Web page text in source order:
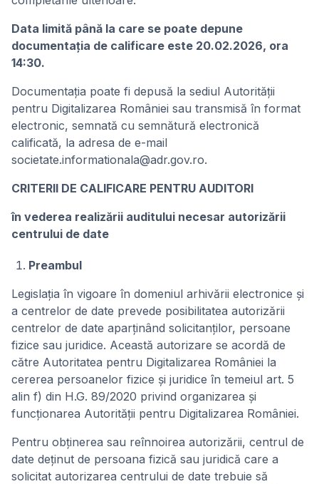
Data limită până la care se poate depune
documentaţia de calificare este 20.02.2026, ora
14:30.
Documentaţia poate fi depusă la sediul Autorității
pentru Digitalizarea României sau transmisă în format
electronic, semnată cu semnătură electronică
calificată, la adresa de e-mail
societate.informationala@adr.gov.ro.
CRITERII DE CALIFICARE PENTRU AUDITORI
în vederea realizării auditului necesar autorizării
centrului de date
Preambul
Legislaţia în vigoare în domeniul arhivării electronice şi
a centrelor de date prevede posibilitatea autorizării
centrelor de date aparţinând solicitanţilor, persoane
fizice sau juridice. Această autorizare se acordă de
către Autoritatea pentru Digitalizarea României la
cererea persoanelor fizice și juridice în temeiul art. 5
alin f) din H.G. 89/2020 privind organizarea și
funcționarea Autorității pentru Digitalizarea României.
Pentru obţinerea sau reînnoirea autorizării, centrul de
date deţinut de persoana fizică sau juridică care a
solicitat autorizarea centrului de date trebuie să